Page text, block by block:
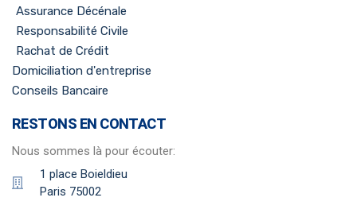
Assurance Décénale
Responsabilité Civile
Rachat de Crédit
Domiciliation d'entreprise
Conseils Bancaire
RESTONS EN CONTACT
Nous sommes là pour écouter:
1 place Boieldieu
Paris 75002